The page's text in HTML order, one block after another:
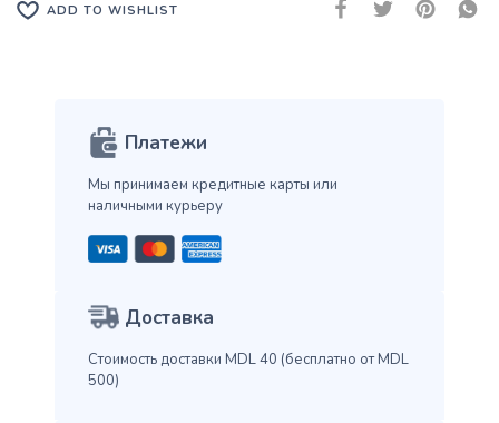
ADD TO WISHLIST
Платежи
Мы принимаем кредитные карты или
наличными курьеру
Доставка
Стоимость доставки MDL 40 (бесплатно от MDL
500)